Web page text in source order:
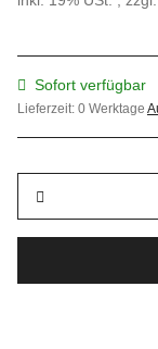
Sofort verfügbar
Lieferzeit: 0 Werktage